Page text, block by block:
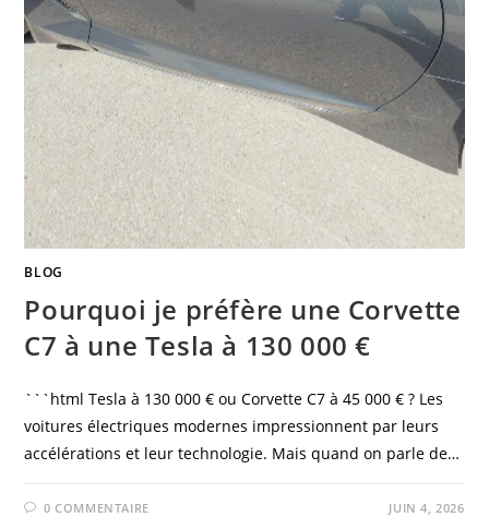
BLOG
Pourquoi je préfère une Corvette
C7 à une Tesla à 130 000 €
```html Tesla à 130 000 € ou Corvette C7 à 45 000 € ? Les
voitures électriques modernes impressionnent par leurs
accélérations et leur technologie. Mais quand on parle de…
0 COMMENTAIRE JUIN 4, 2026